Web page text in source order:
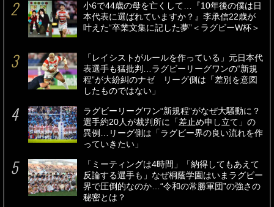
小6で44歳の母を亡くして…『10年後の僕は日
本代表に選ばれていますか？』李承信22歳が
叶えた“卒業文集に記した夢”＜ラグビーW杯＞
「レイシストがルールを作っている」元日本代
表選手も猛批判…ラグビーリーグワンの“新規
程”が大紛糾のナゼ リーグ側は「差別を意図
したものではない」
ラグビーリーグワン“新規程”がなぜ大騒動に？
選手約20人が裁判所に「差止め申し立て」の
異例…リーグ側は「ラグビー界の良い流れを作
っていきたい」
「ミーティングは4時間」「納得してもあえて
反論する選手も」なぜ桐蔭学園はいまラグビー
界で圧倒的なのか…“令和の常勝軍団”の強さの
秘密とは？